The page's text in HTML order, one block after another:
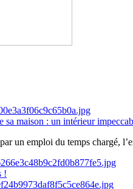
sa maison : un intérieur
un emploi du temps chargé,
!